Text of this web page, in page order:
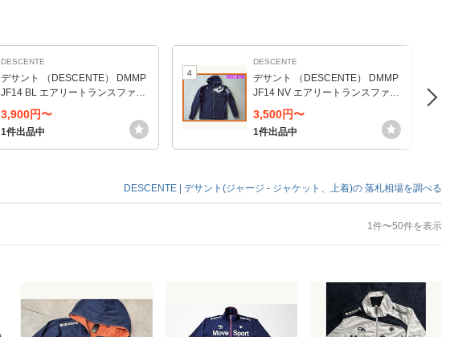
DESCENTE
デサント （DESCENTE） DMMP
JF14 BL エアリートランスファー
フルジップパーカー 20SS
3,900円〜
1件出品中
4
DESCENTE
デサント （DESCENTE） DMMP
JF14 NV エアリートランスファー
フルジップパーカー 20SS
3,500円〜
1件出品中
DESCENTE | デサント(ジャージ - ジャケット、上着)の 落札相場を調べる
1件〜50件を表示